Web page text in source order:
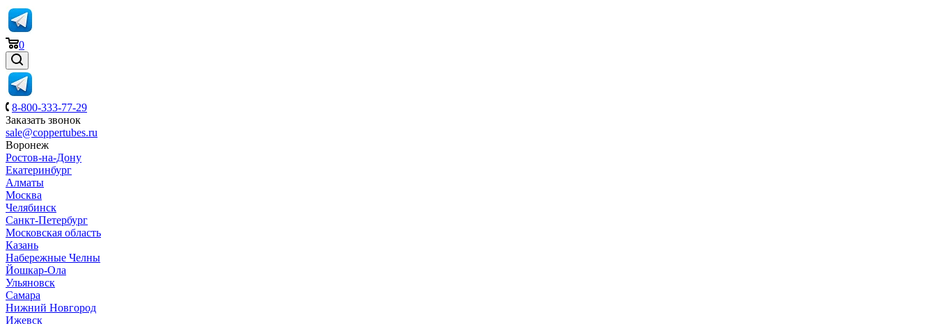
0
8-800-333-77-29
Заказать звонок
sale@coppertubes.ru
Воронеж
Ростов-на-Дону
Екатеринбург
Алматы
Москва
Челябинск
Санкт-Петербург
Московская область
Казань
Набережные Челны
Йошкар-Ола
Ульяновск
Самара
Нижний Новгород
Ижевск